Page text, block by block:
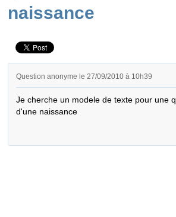
naissance
Question anonyme le 27/09/2010 à 10h39
Je cherche un modele de texte pour une
d'une naissance